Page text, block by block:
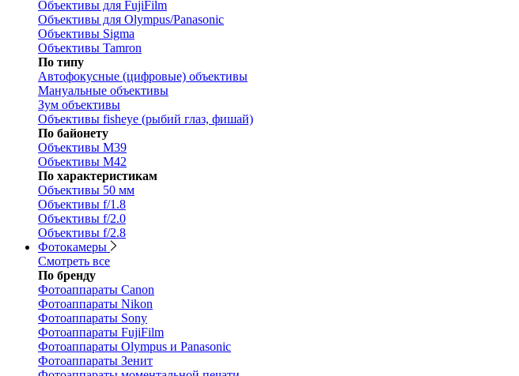
Объективы для FujiFilm
Объективы для Olympus/Panasonic
Объективы Sigma
Объективы Tamron
По типу
Автофокусные (цифровые) объективы
Мануальные объективы
Зум объективы
Объективы fisheye (рыбий глаз, фишай)
По байонету
Объективы M39
Объективы M42
По характеристикам
Объективы 50 мм
Объективы f/1.8
Объективы f/2.0
Объективы f/2.8
Фотокамеры
Смотреть все
По бренду
Фотоаппараты Canon
Фотоаппараты Nikon
Фотоаппараты Sony
Фотоаппараты FujiFilm
Фотоаппараты Olympus и Panasonic
Фотоаппараты Зенит